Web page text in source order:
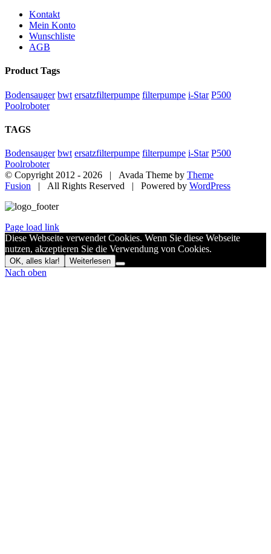
Kontakt
Mein Konto
Wunschliste
AGB
Product Tags
Bodensauger bwt ersatzfilterpumpe filterpumpe i-Star P500
Poolroboter
TAGS
Bodensauger bwt ersatzfilterpumpe filterpumpe i-Star P500
Poolroboter
© Copyright 2012 - 2026 | Avada Theme by Theme
Fusion | All Rights Reserved | Powered by WordPress
Page load link
Diese Webseite verwendet Cookies. Wenn Sie diese Webseite
nutzen, akzeptieren Sie die Verwendung von Cookies.
OK, alles klar! Weiterlesen
Nach oben